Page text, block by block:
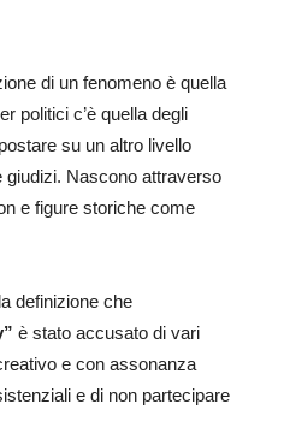
di un fenomeno è quella
politici c’è quella degli
su un altro livello
giudizi. Nascono attraverso
e figure storiche come
definizione che
è stato accusato di vari
e con assonanza
e di non partecipare